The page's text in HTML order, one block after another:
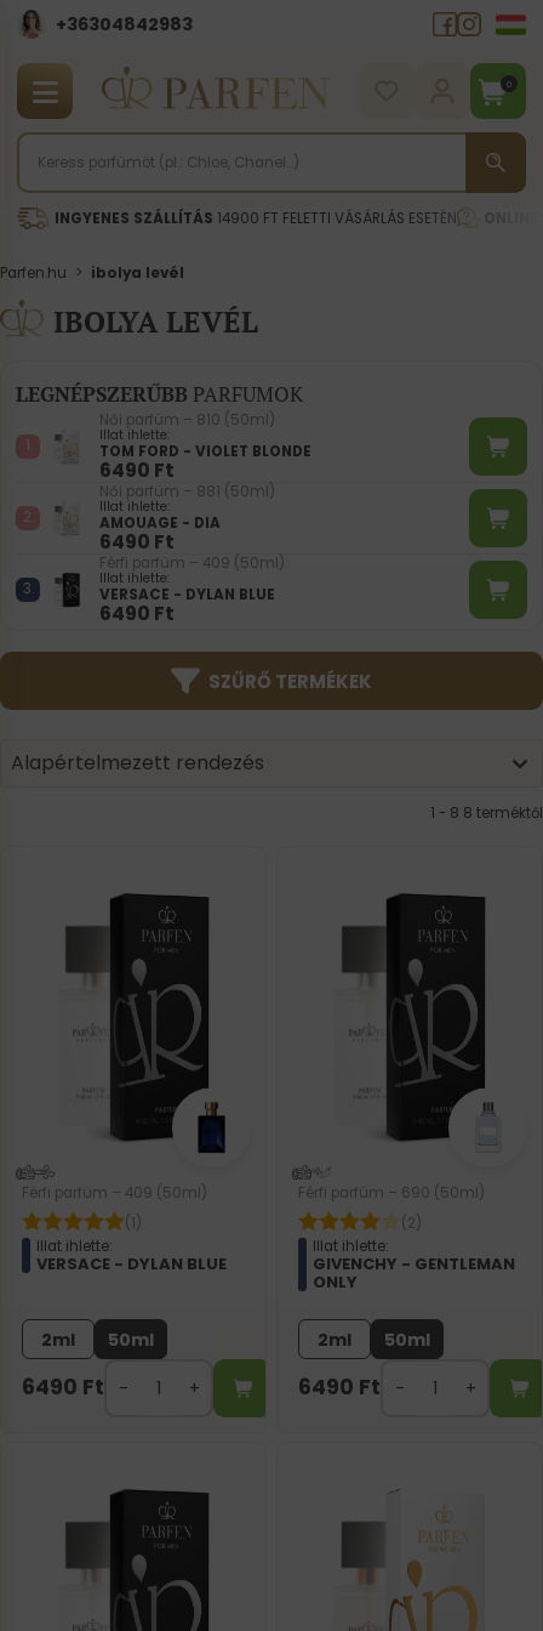
+36304842983
0
INGYENES SZÁLLÍTÁS 14900 FT FELETTI VÁSÁRLÁS ESETÉN
Parfen.hu > ibolya levél
IBOLYA LEVÉL
LEGNÉPSZERŰBB PARFUMOK
Női parfüm – 810 (50ml)
Illat ihlette:
TOM FORD - VIOLET BLONDE
6490 Ft
Női parfüm – 881 (50ml)
Illat ihlette:
AMOUAGE - DIA
6490 Ft
Férfi parfüm – 409 (50ml)
Illat ihlette:
VERSACE - DYLAN BLUE
6490 Ft
SZŰRŐ TERMÉKEK
Product | Sorting
Sort content
Alapértelmezett rendezés
Sort content
1 - 8 8 terméktől
Férfi parfüm – 409 (50ml)
(1)
Illat ihlette:
VERSACE - DYLAN BLUE
2ml 50ml
6490 Ft
Férfi parfüm – 690 (50ml)
(2)
Illat ihlette:
GIVENCHY - GENTLEMAN
ONLY
2ml 50ml
6490 Ft